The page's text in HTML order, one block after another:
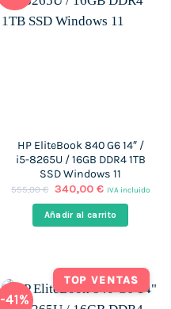
HP EliteBook 840 G6 14″ /
i5-8265U / 16GB DDR4 1TB
SSD Windows 11
555,00€ El
original
era:
340,00 €El
actual
es:
IVA incluido
Añadir al carrito
-41%
TOP VENTAS